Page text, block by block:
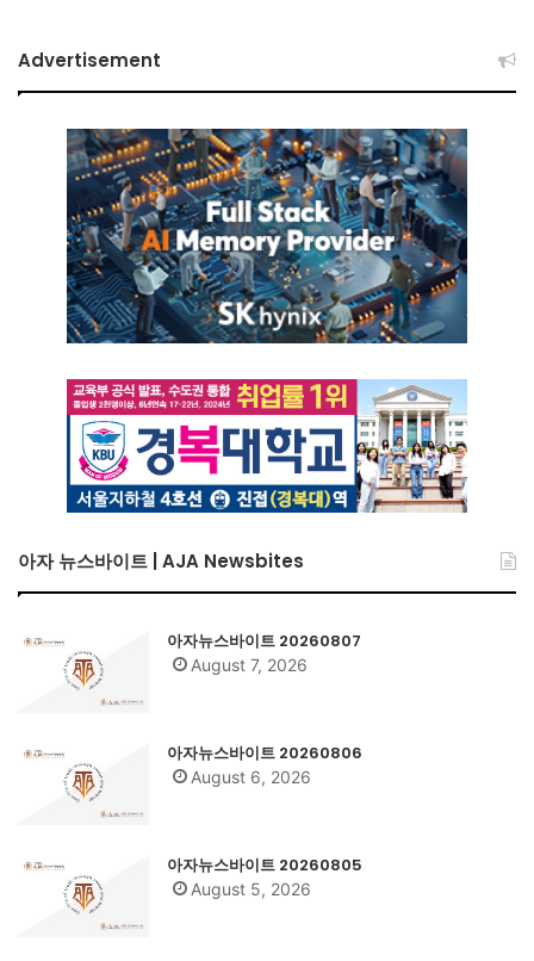
Advertisement
아자 뉴스바이트 | AJA Newsbites
아자뉴스바이트 20260807
August 7, 2026
아자뉴스바이트 20260806
August 6, 2026
아자뉴스바이트 20260805
August 5, 2026